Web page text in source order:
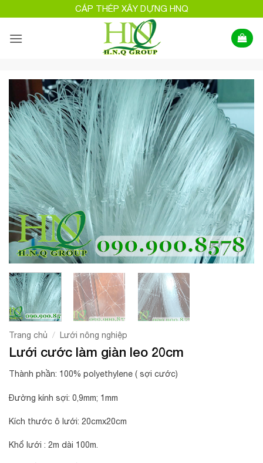
qua
nội
CÁP THÉP XÂY DỰNG HNQ
Trang chủ / Lưới nông nghiệp
Lưới cước làm giàn leo 20cm
Thành phần: 100% polyethylene ( sợi cước)
Đường kính sợi: 0,9mm; 1mm
Kích thước ô lưới: 20cmx20cm
Khổ lưới : 2m dài 100m.